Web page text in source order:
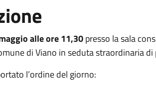
alle ore 11,30presso la sala
di Viano in seduta straordinaria
l’ordine del giorno: